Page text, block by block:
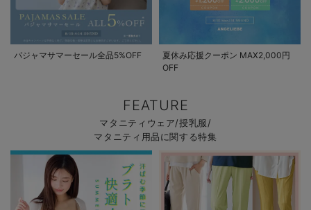
パジャマサマーセール全品5%OFF
夏休み応援クーポン MAX2,000円
OFF
FEATURE
マタニティウェア/授乳服/
マタニティ用品に関する特集